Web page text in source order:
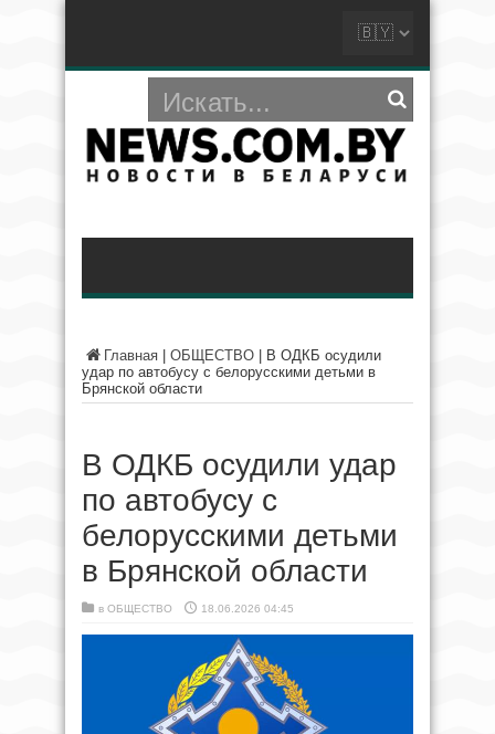
Главная ОБЩЕСТВО
В ОДКБ осудили
удар по автобусу с белорусскими детьми в
Брянской области
В ОДКБ осудили удар
по автобусу с
белорусскими детьми
в Брянской области
в ОБЩЕСТВО 18.06.2026 04:45